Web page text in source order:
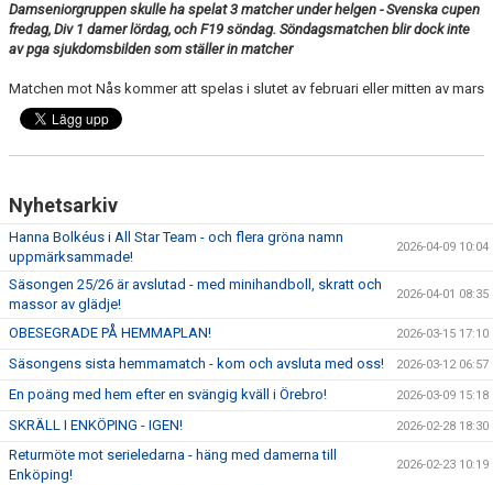
Damseniorgruppen skulle ha spelat 3 matcher under helgen - Svenska cupen
fredag, Div 1 damer lördag, och F19 söndag. Söndagsmatchen blir dock inte
av pga sjukdomsbilden som ställer in matcher
Matchen mot Nås kommer att spelas i slutet av februari eller mitten av mars
Nyhetsarkiv
Hanna Bolkéus i All Star Team - och flera gröna namn
uppmärksammade!
2026-04-09 10:04
Säsongen 25/26 är avslutad - med minihandboll, skratt och
massor av glädje!
2026-04-01 08:35
OBESEGRADE PÅ HEMMAPLAN! 2026-03-15 17:10
Säsongens sista hemmamatch - kom och avsluta med oss! 2026-03-12 06:57
En poäng med hem efter en svängig kväll i Örebro! 2026-03-09 15:18
SKRÄLL I ENKÖPING - IGEN! 2026-02-28 18:30
Returmöte mot serieledarna - häng med damerna till
Enköping!
2026-02-23 10:19